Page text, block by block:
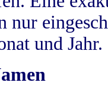
nur
und Jahr.